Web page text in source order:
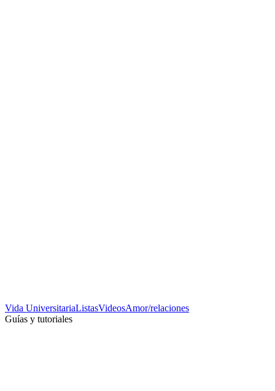
Vida UniversitariaListasVideosAmor/relaciones
Guías y tutoriales